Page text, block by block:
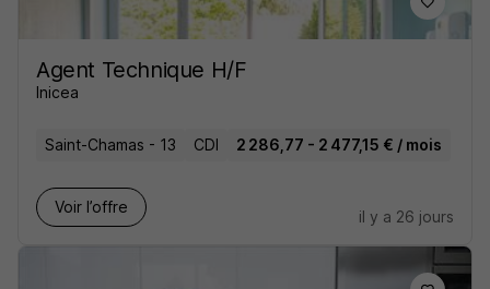
Agent Technique H/F
Inicea
Saint-Chamas - 13 CDI 2 286,77 - 2 477,15 € / mois
Voir l’offre
il y a 26 jours